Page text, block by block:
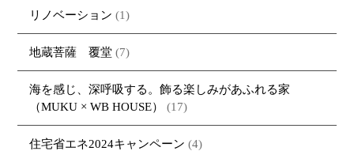
リノベーション (1)
地蔵菩薩 覆堂 (7)
海を感じ、深呼吸する。飾る楽しみがあふれる家
（MUKU × WB HOUSE）
(17)
住宅省エネ2024キャンペーン (4)